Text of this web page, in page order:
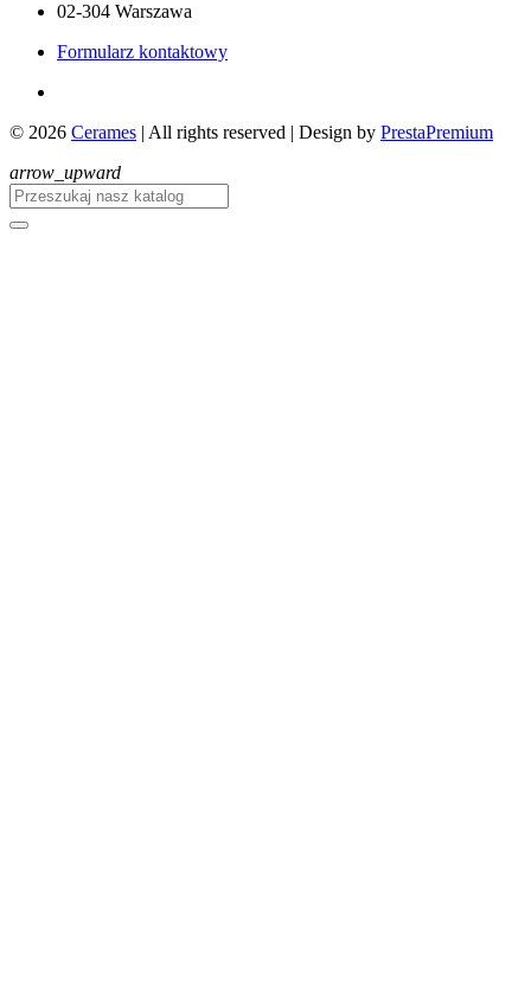
02-304 Warszawa
Formularz kontaktowy
© 2026 Cerames | All rights reserved | Design by PrestaPremium
arrow_upward